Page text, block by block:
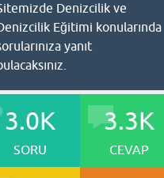
Denizcilik ve
Eğitimi konularında
yanıt
3.0K
SORU
3.3K
CEVAP